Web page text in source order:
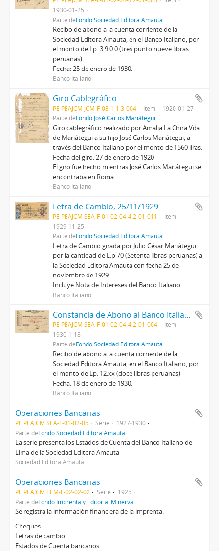
1930-01-25
Parte deFondo Sociedad Editora Amauta
Recibo de abono a la cuenta corriente de la
Sociedad Editora Amauta, en el Banco Italiano, por
el monto de Lp. 3.9.0.0 (tres punto nueve libras
peruanas)
Fecha: 25 de enero de 1930.
Banco Italiano
Giro Cablegráfico
PE PEAJCM JCM-F-03-1-1.3-004 Item
1920-01-27
Parte deFondo José Carlos Mariátegui
Giro cablegráfico realizado por Amalia La Chira Vda.
de Mariátegui a su hijo José Carlos Mariátegui, a
través del Banco Italiano por el monto de 1560 liras.
Fecha del giro: 27 de enero de 1920
El giro fue hecho mientras José Carlos Mariátegui se
encontraba en Roma.
Banco Italiano
Letra de Cambio, 25/11/1929
PE PEAJCM SEA-F-01-02-04-4.2-01-011
Item
1929-11-25
Parte deFondo Sociedad Editora Amauta
Letra de Cambio girada por Julio César Mariátegui
por la cantidad de L.p 70 (Setenta libras peruanas) a
la Sociedad Editora Amauta con fecha 25 de
noviembre de 1929.
Incluye Nota de Intereses del Banco Italiano.
Banco Italiano
Constancia de Abono al Banco Italiano de Lima, 18/1/1930
PE PEAJCM SEA-F-01-02-04-4.2-01-004
Item
1930-1-18
Parte deFondo Sociedad Editora Amauta
Recibo de abono a la cuenta corriente de la
Sociedad Editora Amauta, en el Banco Italiano, por
el monto de Lp. 12.xx (doce libras peruanas)
Fecha: 18 de enero de 1930.
Banco Italiano
Operaciones Bancarias
PE PEAJCM SEA-F-01-02-05 Serie
1927-1930
Parte deFondo Sociedad Editora Amauta
La serie presenta los Estados de Cuenta del Banco Italiano de
Lima de la Sociedad Editora Amauta
Sociedad Editora Amauta
Operaciones Bancarias
PE PEAJCM EEM-F-02-02-02 Serie
1925
Parte deFondo Imprenta y Editorial Minerva
Se registra la información financiera de la imprenta.
Cheques
Letras de cambio
Estados de Cuenta bancarios.